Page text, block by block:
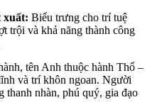
xuất: Biểu trưng cho trí tuệ
trội và khả năng thành công
tên Anh thuộc hành Thổ –
và trí khôn ngoan. Người
thanh nhàn, phú quý, gia đạo